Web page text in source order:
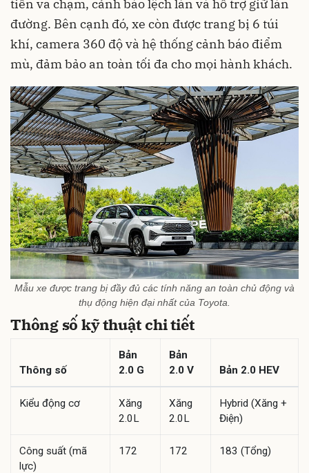
tiền va chạm, cảnh báo lệch làn và hỗ trợ giữ làn
đường. Bên cạnh đó, xe còn được trang bị 6 túi
khí, camera 360 độ và hệ thống cảnh báo điểm
mù, đảm bảo an toàn tối đa cho mọi hành khách.
Mẫu xe được trang bị đầy đủ các tính năng an toàn chủ động và
thụ động hiện đại nhất của Toyota.
Thông số kỹ thuật chi tiết
Thông số
Bản
2.0 G
Bản
2.0 V
Bản 2.0 HEV
Kiểu động cơ
Xăng
2.0L
Xăng
2.0L
Hybrid (Xăng +
Điện)
Công suất (mã
lực)
172 172 183 (Tổng)